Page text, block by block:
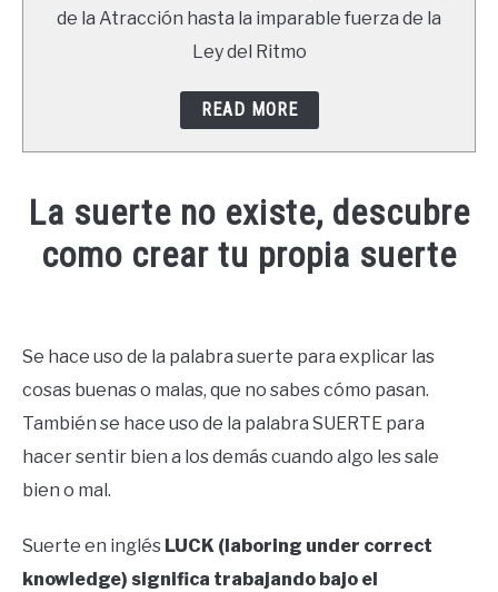
de la Atracción hasta la imparable fuerza de la
Ley del Ritmo
READ MORE
La suerte no existe, descubre
como crear tu propia suerte
in
Éxito
Se hace uso de la palabra suerte para explicar las
cosas buenas o malas, que no sabes cómo pasan.
También se hace uso de la palabra SUERTE para
hacer sentir bien a los demás cuando algo les sale
bien o mal.
Suerte en inglés LUCK (laboring under correct
knowledge) significa trabajando bajo el